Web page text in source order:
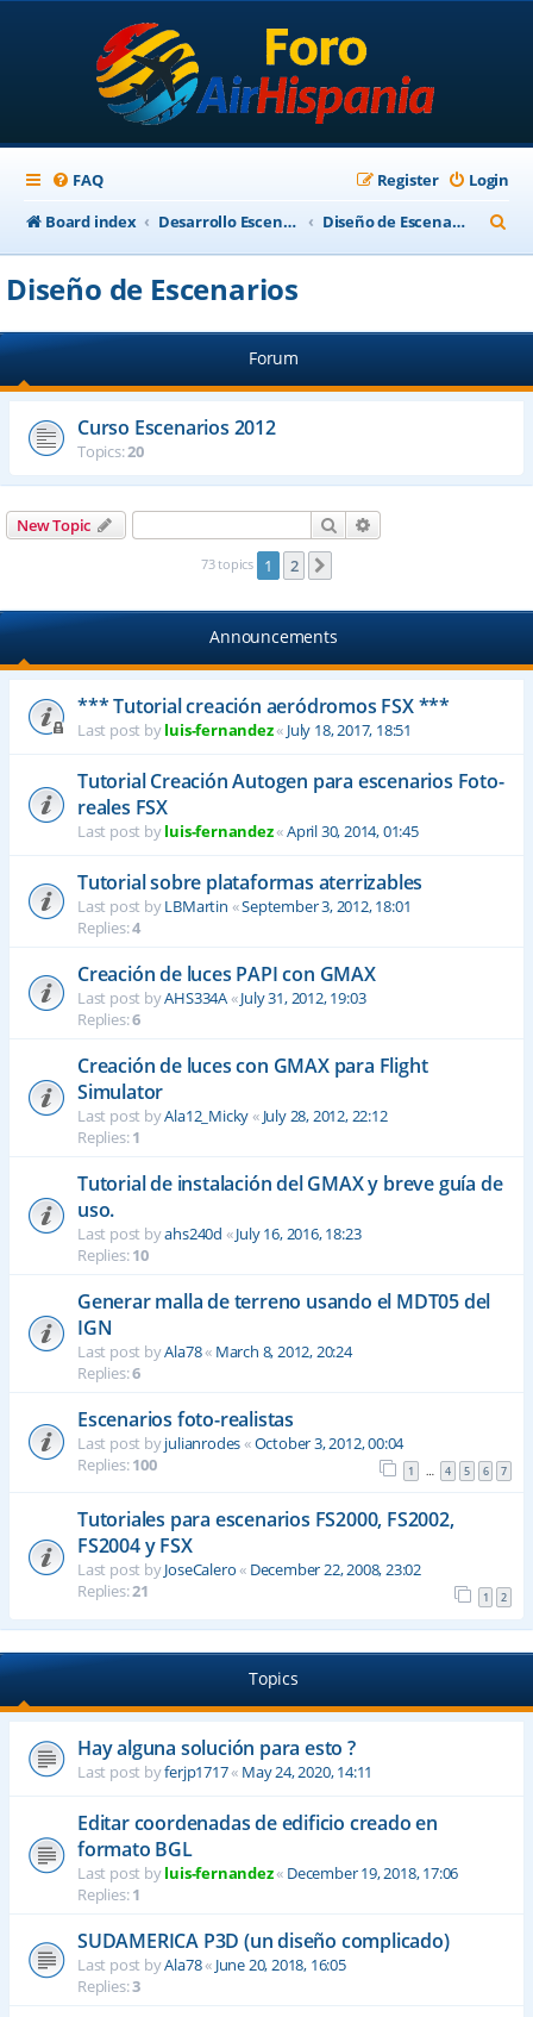
FAQ Login
Register
Board index
Desarrollo Escenarios Diseño de Escenarios
e
h
Diseño de Escenarios
Forum
Curso Escenarios 2012
Topics:20
New Topic Search
73 topics 1 2
Announcements
*** Tutorial creación aeródromos FSX ***
Last post byluis-fernandez« July 18, 2017, 18:51
Tutorial Creación Autogen para escenarios Foto-
reales FSX
Last post byluis-fernandez«April 30, 2014, 01:45
Tutorial sobre plataformas aterrizables
Last post byLBMartin «September 3, 2012, 18:01
Replies:4
Creación de luces PAPI con GMAX
Last post byAHS334A«July 31, 2012, 19:03
Replies:6
Creación de luces con GMAX para Flight
Simulator
Last post byAla12_Micky« July 28, 2012, 22:12
Replies:1
Tutorial de instalación del GMAX y breve guía de
uso.
Last post byahs240d «July 16, 2016, 18:23
Replies:10
Generar malla de terreno usando el MDT05 del
IGN
Last post byAla78« March 8, 2012, 20:24
Replies:6
Escenarios foto-realistas
Last post byjulianrodes«October 3, 2012, 00:04
Replies:100 1 … 4 5 6 7
Tutoriales para escenarios FS2000, FS2002,
FS2004 y FSX
Last post byJoseCalero« December 22, 2008, 23:02
Replies:21 1 2
Topics
Hay alguna solución para esto ?
Last post byferjp1717« May 24, 2020, 14:11
Editar coordenadas de edificio creado en
formato BGL
Last post byluis-fernandez« December 19, 2018, 17:06
Replies:1
SUDAMERICA P3D (un diseño complicado)
Last post byAla78« June 20, 2018, 16:05
Replies:3